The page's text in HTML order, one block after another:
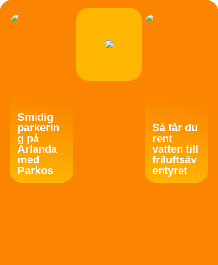
Smidig
parkerin
g på
Arlanda
med
Parkos
Så får du
rent
vatten till
friluftsäv
entyret